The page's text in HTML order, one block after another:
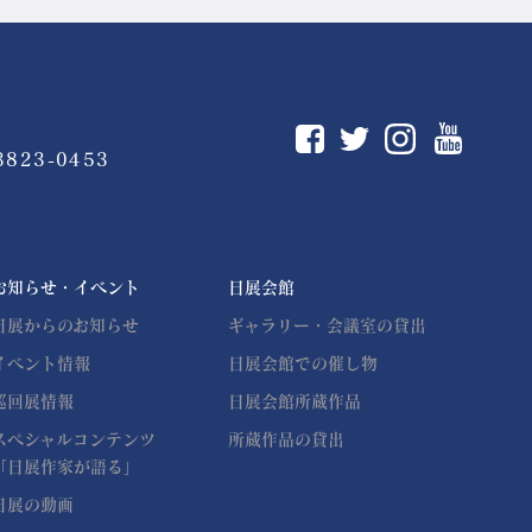
0453
知らせ・イベント
展からのお知らせ
ベント情報
回展情報
ペシャルコンテンツ
日展作家が語る」
展の動画
日展会館
ギャラリー・会議室の貸出
日展会館での催し物
日展会館所蔵作品
所蔵作品の貸出
FacebookTwitterInstagram